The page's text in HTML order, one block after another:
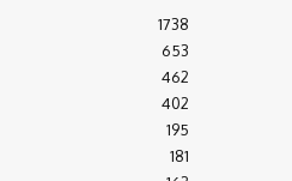
1738
653
462
402
195
181